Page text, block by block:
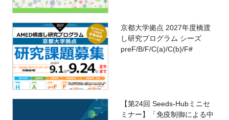
京都大学拠点 2027年度橋渡
し研究プログラム シーズ
preF/B/F/C(a)/C(b)/F#
【第24回 Seeds-Hubミニセ
ミナー】「免疫制御による中